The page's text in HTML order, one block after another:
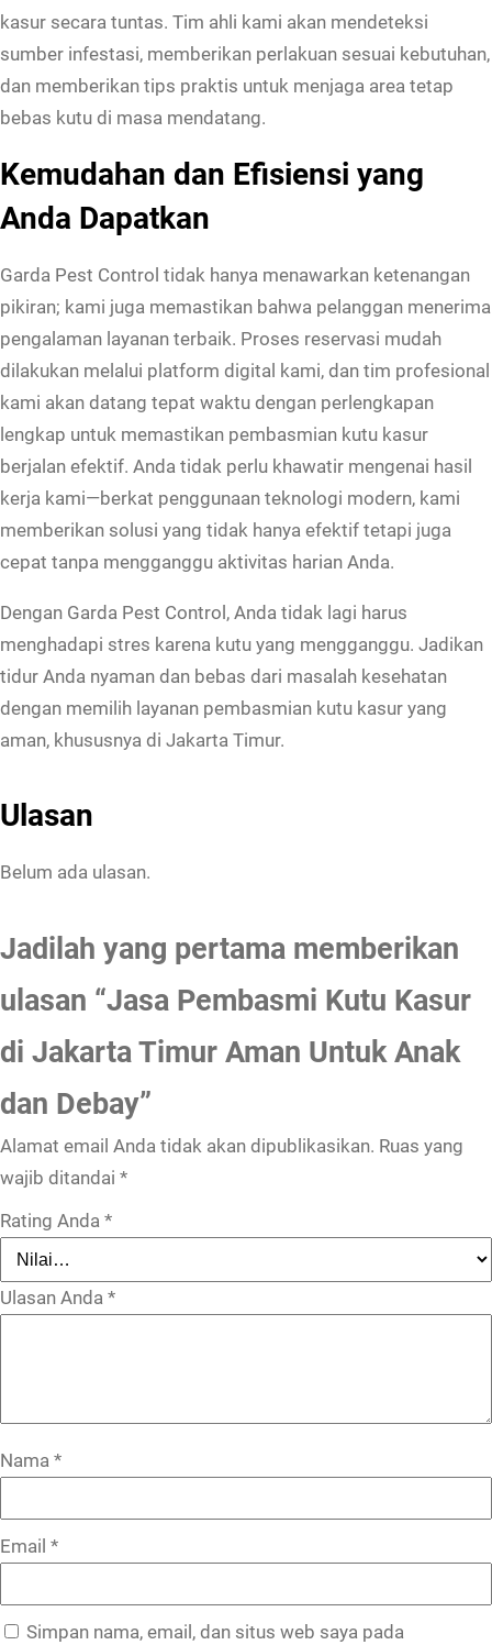
A
m
a
n
U
n
t
k
A
n
a
k
d
a
n
D
e
b
a
y
kasur secara tuntas. Tim ahli kami akan mendeteksi
sumber infestasi, memberikan perlakuan sesuai kebutuhan,
dan memberikan tips praktis untuk menjaga area tetap
bebas kutu di masa mendatang.
Kemudahan dan Efisiensi yang
Anda Dapatkan
Garda Pest Control tidak hanya menawarkan ketenangan
pikiran; kami juga memastikan bahwa pelanggan menerima
pengalaman layanan terbaik. Proses reservasi mudah
dilakukan melalui platform digital kami, dan tim profesional
kami akan datang tepat waktu dengan perlengkapan
lengkap untuk memastikan pembasmian kutu kasur
berjalan efektif. Anda tidak perlu khawatir mengenai hasil
kerja kami—berkat penggunaan teknologi modern, kami
memberikan solusi yang tidak hanya efektif tetapi juga
cepat tanpa mengganggu aktivitas harian Anda.
Dengan Garda Pest Control, Anda tidak lagi harus
menghadapi stres karena kutu yang mengganggu. Jadikan
tidur Anda nyaman dan bebas dari masalah kesehatan
dengan memilih layanan pembasmian kutu kasur yang
aman, khususnya di Jakarta Timur.
Ulasan
Belum ada ulasan.
Jadilah yang pertama memberikan
ulasan “Jasa Pembasmi Kutu Kasur
di Jakarta Timur Aman Untuk Anak
dan Debay”
Alamat email Anda tidak akan dipublikasikan. Ruas yang
wajib ditandai *
Rating Anda *
Ulasan Anda *
Nama *
Email *
Simpan nama, email, dan situs web saya pada